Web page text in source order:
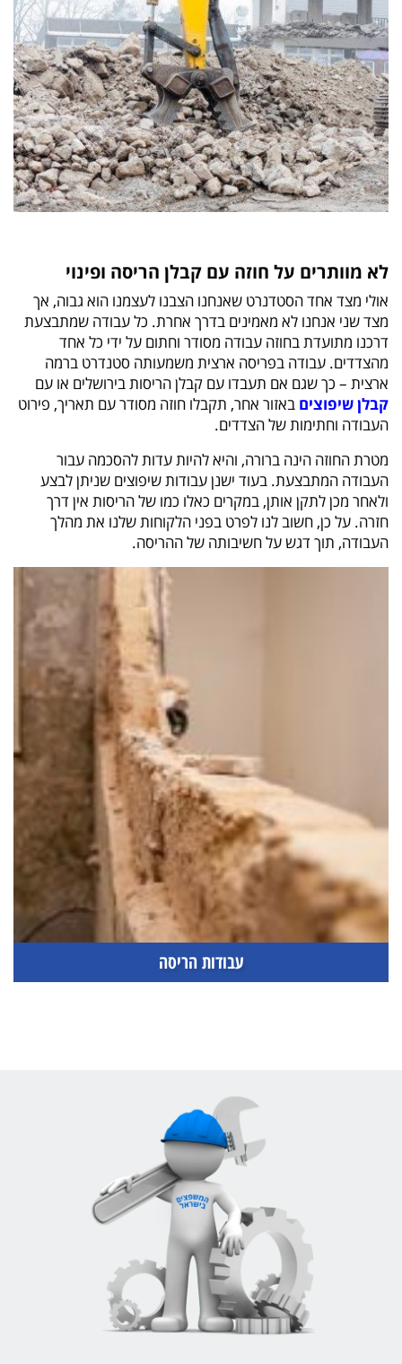
לא מוותרים על חוזה עם קבלן הריסה ופינוי
אולי מצד אחד הסטדנרט שאנחנו הצבנו לעצמנו הוא גבוה, אך
מצד שני אנחנו לא מאמינים בדרך אחרת. כל עבודה שמתבצעת
דרכנו מתועדת בחוזה עבודה מסודר וחתום על ידי כל אחד
מהצדדים. עבודה בפריסה ארצית משמעותה סטנדרט ברמה
ארצית – כך שגם אם תעבדו עם קבלן הריסות בירושלים או עם
קבלן שיפוצים באזור אחר, תקבלו חוזה מסודר עם תאריך, פירוט
העבודה וחתימות של הצדדים.
מטרת החוזה הינה ברורה, והיא להיות עדות להסכמה עבור
העבודה המתבצעת. בעוד ישנן עבודות שיפוצים שניתן לבצע
ולאחר מכן לתקן אותן, במקרים כאלו כמו של הריסות אין דרך
חזרה. על כן, חשוב לנו לפרט בפני הלקוחות שלנו את מהלך
העבודה, תוך דגש על חשיבותה של ההריסה.
עבודות הריסה